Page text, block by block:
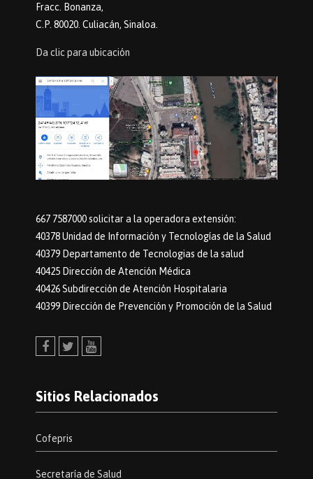
Fracc. Bonanza,
C.P. 80020. Culiacán, Sinaloa.
Da clic para ubicación
667 7587000 solicitar a la operadora extensión:
40378 Unidad de Información y Tecnologías de la Salud
40379 Departamento de Tecnologias de la salud
40425 Dirección de Atención Médica
40426 Subdirección de Atención Hospitalaria
40399 Dirección de Prevención y Promoción de la Salud
Sitios Relacionados
Cofepris
Secretaría de Salud